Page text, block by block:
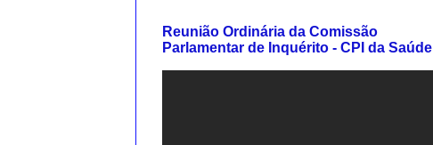
Reunião Ordinária da Comissão
Parlamentar de Inquérito - CPI da Saúde